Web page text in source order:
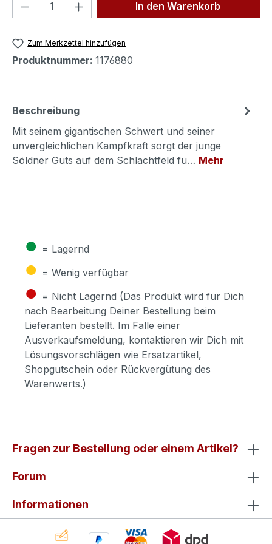
In den Warenkorb
Zum Merkzettel hinzufügen
Produktnummer: 1176880
Beschreibung
Mit seinem gigantischen Schwert und seiner
unvergleichlichen Kampfkraft sorgt der junge
Söldner Guts auf dem Schlachtfeld fü… Mehr
● = Lagernd
● = Wenig verfügbar
● = Nicht Lagernd (Das Produkt wird für Dich
nach Bearbeitung Deiner Bestellung beim
Lieferanten bestellt. Im Falle einer
Ausverkaufsmeldung, kontaktieren wir Dich mit
Lösungsvorschlägen wie Ersatzartikel,
Shopgutschein oder Rückvergütung des
Warenwerts.)
Fragen zur Bestellung oder einem Artikel?
Forum
Informationen